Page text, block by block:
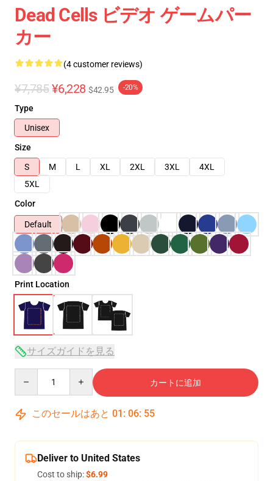
Dead Cells ビデオ ゲームパー
カー
(4 customer reviews)
¥7,785 ¥6,228 $42.95 -20%
Type
Unisex
Size
S
M L XL 2XL 3XL
4XL
5XL
Color
Default
Print Location
サイズガイドを見る
カートに追加
このセールはあと 01 : 06: 54
Deliver to United States
Cost to ship:$6.99